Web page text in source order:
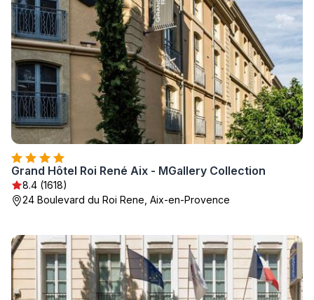
Grand Hôtel Roi René Aix - MGallery Collection
8.4 (1618)
24 Boulevard du Roi Rene, Aix-en-Provence